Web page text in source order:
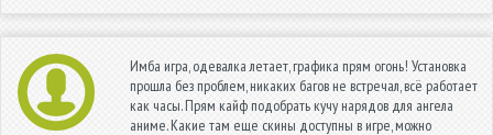
Имба игра, одевалка летает, графика прям огонь! Установка
прошла без проблем, никаких багов не встречал, всё работает
как часы. Прям кайф подобрать кучу нарядов для ангела
аниме. Какие там еще скины доступны в игре, можно